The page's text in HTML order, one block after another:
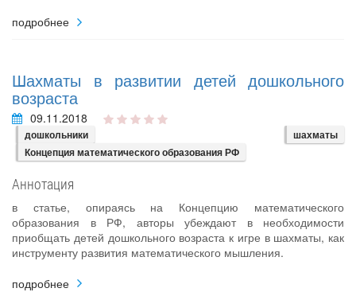
подробнее
Шахматы в развитии детей дошкольного
возраста
09.11.2018
дошкольники
шахматы
Концепция математического образования РФ
Аннотация
в статье, опираясь на Концепцию математического
образования в РФ, авторы убеждают в необходимости
приобщать детей дошкольного возраста к игре в шахматы, как
инструменту развития математического мышления.
подробнее